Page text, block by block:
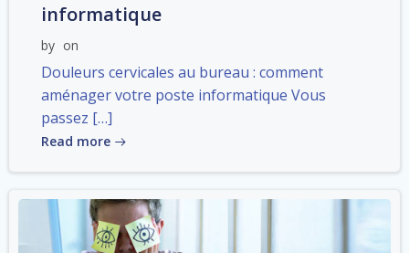
informatique
by on
Douleurs cervicales au bureau : comment
aménager votre poste informatique Vous
passez […]
Read more